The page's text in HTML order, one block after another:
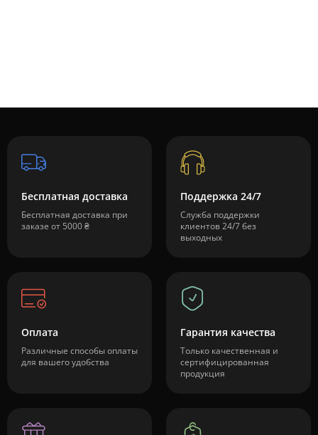
Бесплатная доставка
Бесплатная доставка при
заказе от 5000 ₴
Поддержка 24/7
Служба поддержки
клиентов 24/7 без
выходных
Оплата
Различные способы оплаты
для вашего удобства
Гарантия качества
Только качественная и
сертифицированная
продукция